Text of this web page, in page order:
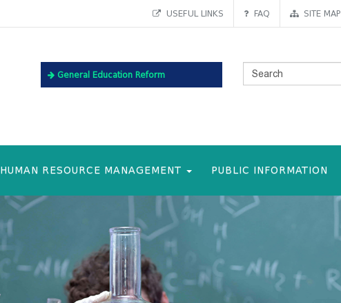
USEFUL LINKS FAQ SITE MAP
General Education Reform
HUMAN RESOURCE MANAGEMENT PUBLIC INFORMATION